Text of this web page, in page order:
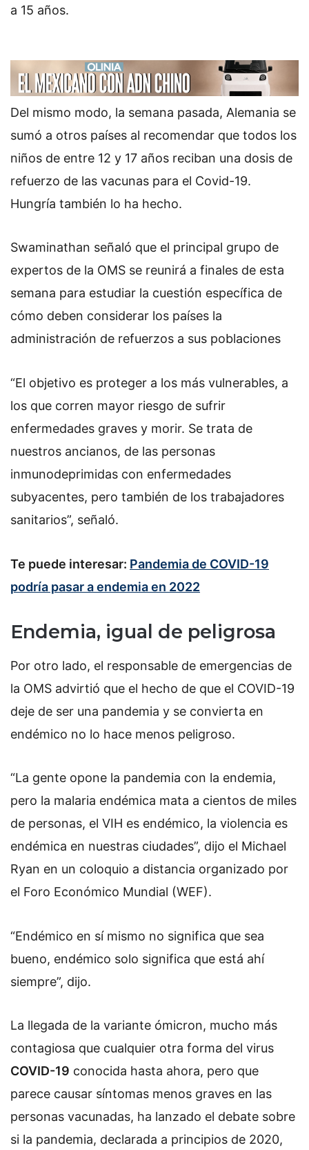
a 15 años.
Del mismo modo, la semana pasada, Alemania se
sumó a otros países al recomendar que todos los
niños de entre 12 y 17 años reciban una dosis de
refuerzo de las vacunas para el Covid-19.
Hungría también lo ha hecho.
Swaminathan señaló que el principal grupo de
expertos de la OMS se reunirá a finales de esta
semana para estudiar la cuestión específica de
cómo deben considerar los países la
administración de refuerzos a sus poblaciones
“El objetivo es proteger a los más vulnerables, a
los que corren mayor riesgo de sufrir
enfermedades graves y morir. Se trata de
nuestros ancianos, de las personas
inmunodeprimidas con enfermedades
subyacentes, pero también de los trabajadores
sanitarios”, señaló.
Te puede interesar: Pandemia de COVID-19
podría pasar a endemia en 2022
Endemia, igual de peligrosa
Por otro lado, el responsable de emergencias de
la OMS advirtió que el hecho de que el COVID-19
deje de ser una pandemia y se convierta en
endémico no lo hace menos peligroso.
“La gente opone la pandemia con la endemia,
pero la malaria endémica mata a cientos de miles
de personas, el VIH es endémico, la violencia es
endémica en nuestras ciudades”, dijo el Michael
Ryan en un coloquio a distancia organizado por
el Foro Económico Mundial (WEF).
“Endémico en sí mismo no significa que sea
bueno, endémico solo significa que está ahí
siempre”, dijo.
La llegada de la variante ómicron, mucho más
contagiosa que cualquier otra forma del virus
COVID-19 conocida hasta ahora, pero que
parece causar síntomas menos graves en las
personas vacunadas, ha lanzado el debate sobre
si la pandemia, declarada a principios de 2020,